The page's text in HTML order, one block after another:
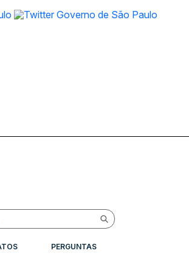
Buscar
PERGUNTAS